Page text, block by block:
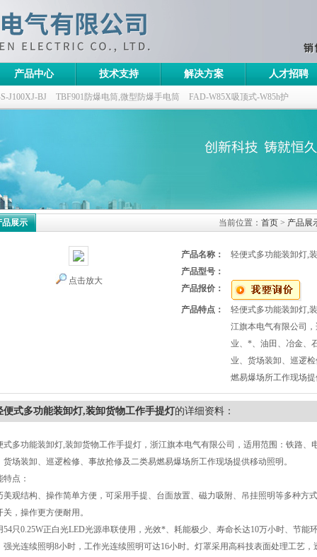
产品中心 技术支持 解决方案 人才招聘
J100XJ-BJ TBF901防爆电筒,微型防爆手电筒 FAD-W85X吸顶式-W85h护
品展示 当前位置： 首页 > 产品展
点击放大
产品名称：
轻便式多功能装卸灯,
产品型号：
产品报价：
产品特点：
轻便式多功能装卸灯,
江旗本电气有限公司
业、*、油田、冶金、
业、货场装卸、巡逻
燃易爆场所工作现场提
便式多功能装卸灯,装卸货物工作手提灯的详细资料：
式多功能装卸灯,装卸货物工作手提灯，浙江旗本电气有限公司，适用范围：铁路
货场装卸、巡逻检修、事故抢修及二类易燃易爆场所工作现场提供移动照明。
特点：
美观结构、操作简单方便，可采用手提、台面放置、磁力吸附、吊挂照明等多种方
关，操作更方便耐用。
54只0.25W正白光LED光源串联使用，光效*、耗能极少、寿命长达10万小时、节能
强光连续照明8小时，工作光连续照明可达16小时。灯罩采用高科技表面处理工艺